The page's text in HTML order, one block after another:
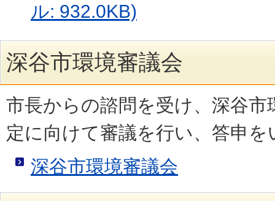
ル: 932.0KB)
深谷市環境審議会
市長からの諮問を受け、深谷市
定に向けて審議を行い、答申
深谷市環境審議会